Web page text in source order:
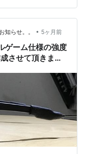
知らせ。。 • 5ヶ月前
ーム仕様の強度
させて頂きまし